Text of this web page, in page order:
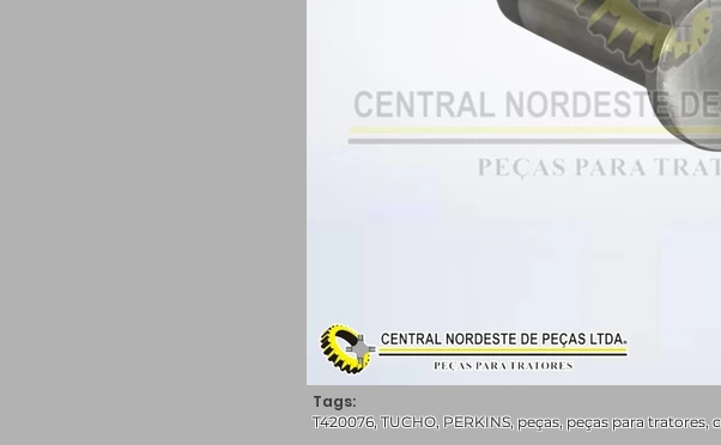
T420076, TUCHO, PERKINS, peças, peças para tratores,
Tags: